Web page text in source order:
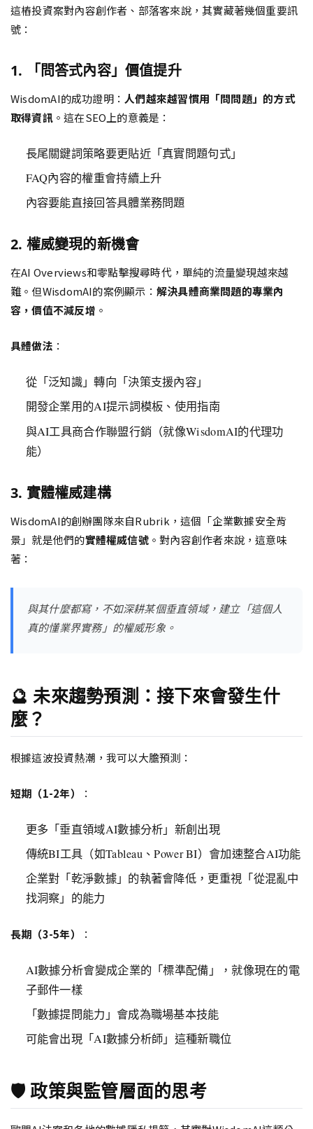
這樁投資案對內容創作者、部落客來說，其實藏著幾個重要訊
號：
1. 「問答式內容」價值提升
WisdomAI的成功證明： 人們越來越習慣用「問問題」的方式
取得資訊。這在SEO上的意義是：
長尾關鍵詞策略要更貼近「真實問題句式」
FAQ內容的權重會持續上升
內容要能直接回答具體業務問題
2. 權威變現的新機會
在AI Overviews和零點擊搜尋時代，單純的流量變現越來越
難。但WisdomAI的案例顯示： 解決具體商業問題的專業內
容，價值不減反增 。
具體做法 ：
從「泛知識」轉向「決策支援內容」
開發企業用的AI提示詞模板、使用指南
與AI工具商合作聯盟行銷（就像WisdomAI的代理功
能）
3. 實體權威建構
WisdomAI的創辦團隊來自Rubrik，這個「企業數據安全背
景」就是他們的實體權威信號。對內容創作者來說，這意味
著：
與其什麼都寫，不如深耕某個垂直領域，建立「這個人
真的懂業界實務」的權威形象。
🔮 未來趨勢預測：接下來會發生什
麼？
根據這波投資熱潮，我可以大膽預測：
短期（1-2年） ：
更多「垂直領域AI數據分析」新創出現
傳統BI工具（如Tableau、Power BI）會加速整合AI功能
企業對「乾淨數據」的執著會降低，更重視「從混亂中
找洞察」的能力
長期（3-5年） ：
AI數據分析會變成企業的「標準配備」，就像現在的電
子郵件一樣
「數據提問能力」會成為職場基本技能
可能會出現「AI數據分析師」這種新職位
🛡️ 政策與監管層面的思考